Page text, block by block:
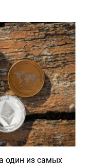
один из самых